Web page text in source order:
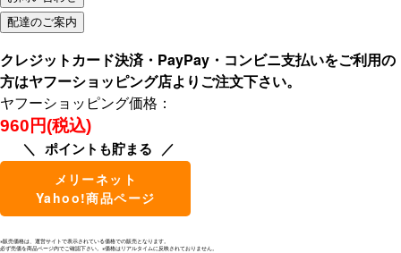
クレジットカード決済・PayPay・コンビニ支払いをご利用の
方はヤフーショッピング店よりご注文下さい。
ヤフーショッピング価格：
960円(税込)
ポイントも貯まる
メリーネット
Yahoo!商品ページ
※販売価格は、運営サイトで表示されている価格での販売となります。
必ず売価を商品ページ内でご確認下さい。※価格はリアルタイムに反映されておりません。